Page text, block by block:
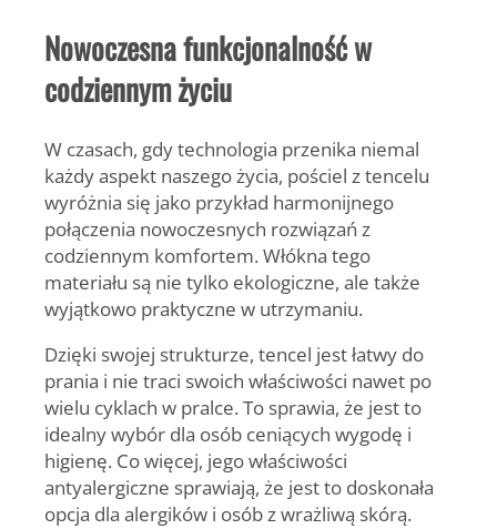
Nowoczesna funkcjonalność w
codziennym życiu
W czasach, gdy technologia przenika niemal
każdy aspekt naszego życia, pościel z tencelu
wyróżnia się jako przykład harmonijnego
połączenia nowoczesnych rozwiązań z
codziennym komfortem. Włókna tego
materiału są nie tylko ekologiczne, ale także
wyjątkowo praktyczne w utrzymaniu.
Dzięki swojej strukturze, tencel jest łatwy do
prania i nie traci swoich właściwości nawet po
wielu cyklach w pralce. To sprawia, że jest to
idealny wybór dla osób ceniących wygodę i
higienę. Co więcej, jego właściwości
antyalergiczne sprawiają, że jest to doskonała
opcja dla alergików i osób z wrażliwą skórą.